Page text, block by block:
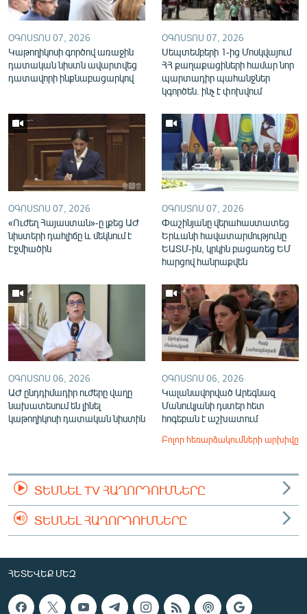
English
Русский
ՀԵՏԵՎԵՔ ՄԵԶ
«Ազատության» բոլոր կայքերը
ՕԳՈՍՏՈՍ 07, 2026
Կաթողիկոսի գործով առաջին
դատական նիստն ավարտվեց
դատավորի ինքնաբացարկով
ՕԳՈՍՏՈՍ 07, 2026
Սեպտեմբերի 1-ից Մոսկվայում
ՀՀ քաղաքացիների համար նոր
պարտադիր պահանջներ
կգործեն. ինչ է փոխվում
ՕԳՈՍՏՈՍ 07, 2026
«Ուժեղ Հայաստան»-ը լքեց ԱԺ
նիստերի դահլիճը և մեկնում է
Էջմիածին
ՕԳՈՍՏՈՍ 07, 2026
Փաշինյանը վերահաստատեց
Երևանի հավատարմությունը
ԵԱՏՄ-ին, կրկին բացառեց ԵՄ
հարցով հանրաքվեն
ՕԳՈՍՏՈՍ 06, 2026
ԱԺ ընդդիմադիր ուժերը վաղը
նախատեսում են լինել
կաթողիկոսի դատական նիստին
ՕԳՈՍՏՈՍ 06, 2026
Կալանավորված Արեգնազ
Մանուկյանի դստեր հետ
հոգեբան է աշխատում
Բոլոր հեռարձակումների արխիվը
ՏԵՍՆԵԼ TV ՀԱՂՈՐԴՈՒՄՆԵՐԸ
ՏԵՍՆԵԼ ՀԱՂՈՐԴՈՒՄՆԵՐԸ
ՀԵՏԵՎԵՔ ՄԵԶ